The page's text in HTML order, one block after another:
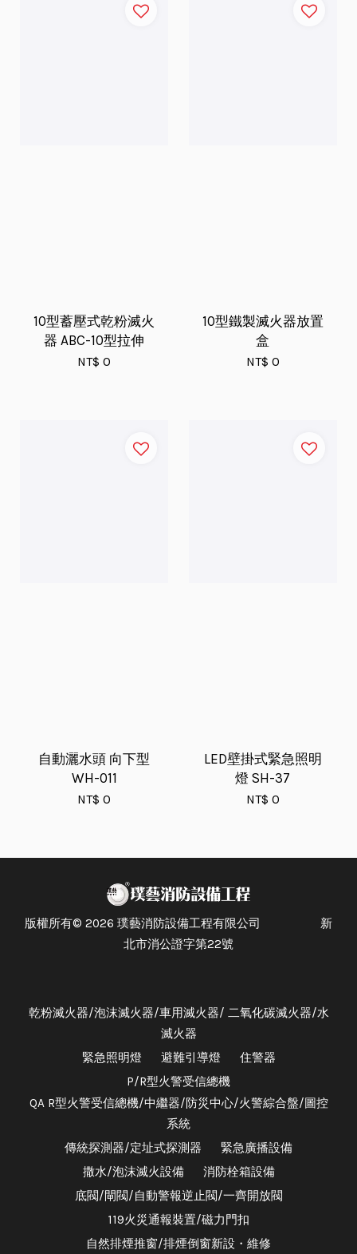
10型蓄壓式乾粉滅火
器 ABC-10型拉伸
NT$ 0
10型鐵製滅火器放置
盒
NT$ 0
自動灑水頭 向下型
WH-011
NT$ 0
LED壁掛式緊急照明
燈 SH-37
NT$ 0
版權所有© 2026 璞藝消防設備工程有限公司 新
北市消公證字第22號
乾粉滅火器/泡沫滅火器/車用滅火器/ 二氧化碳滅火器/水
滅火器
緊急照明燈
避難引導燈
住警器
P/R型火警受信總機
QA R型火警受信總機/中繼器/防災中心/火警綜合盤/圖控
系統
傳統探測器/定址式探測器
緊急廣播設備
撒水/泡沫滅火設備
消防栓箱設備
底閥/閘閥/自動警報逆止閥/一齊開放閥
119火災通報裝置/磁力門扣
自然排煙推窗/排煙倒窗新設・維修